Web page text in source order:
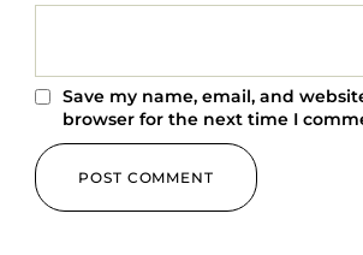
Save my name, email, and
browser for the next time I